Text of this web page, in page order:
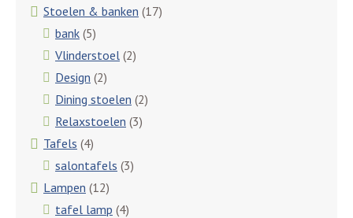
Stoelen & banken (17)
bank (5)
Vlinderstoel (2)
Design (2)
Dining stoelen (2)
Relaxstoelen (3)
Tafels (4)
salontafels (3)
Lampen (12)
tafel lamp (4)